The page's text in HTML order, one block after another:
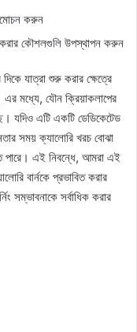
করুন
করার কৌশলগুলি উপস্থাপন করুন
যাত্রা শুরু করার ক্ষেত্রে
এর মধ্যে, যৌন ক্রিয়াকলাপের
যদিও এটি একটি ডেডিকেটেড
সময় ক্যালোরি খরচ বোঝা
পারে। এই নিবন্ধে, আমরা এই
বার্নকে প্রভাবিত করার
সম্ভাবনাকে সর্বাধিক করার